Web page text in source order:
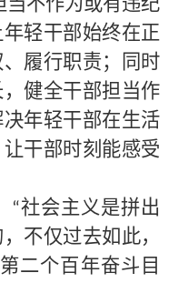
轻干部始终在正
履行职责；同时
健全干部担当作
年轻干部在生活
干部时刻能感受
“社会主义是拼出
不仅过去如此，
二个百年奋斗目